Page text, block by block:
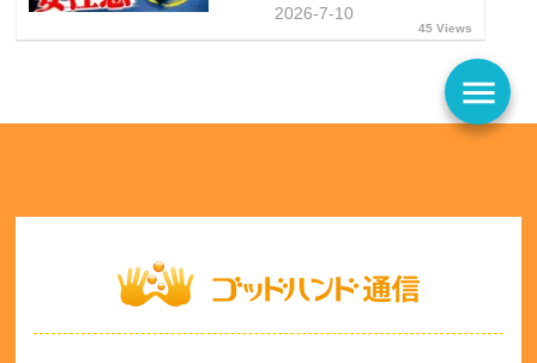
2026-7-10
45 Views
menu